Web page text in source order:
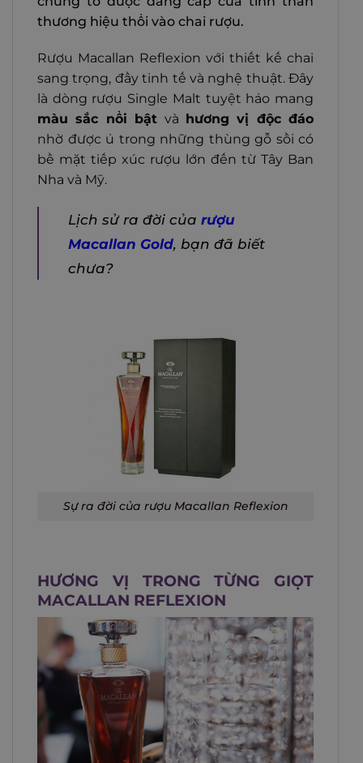
thương hiệu thổi vào chai rượu.
Rượu Macallan Reflexion với thiết kế chai
sang trọng, đầy tinh tế và nghệ thuật. Đây
là dòng rượu Single Malt tuyệt hảo mang
màu sắc nổi bật và
hương vị độc đáo
nhờ được ủ trong những thùng gỗ sồi có
bề mặt tiếp xúc rượu lớn đến từ Tây Ban
Nha và Mỹ.
Lịch sử ra đời của rượu
Macallan Gold, bạn đã biết
chưa?
Sự ra đời của rượu Macallan Reflexion
HƯƠNG VỊ TRONG TỪNG GIỌT
MACALLAN REFLEXION